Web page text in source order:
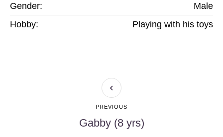
Gender:
Male
Hobby:
Playing with his toys
Gabby (8 yrs)
PREVIOUS